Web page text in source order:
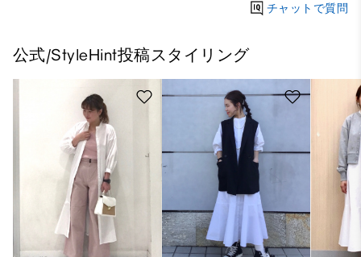
チャットで質問
公式/StyleHint投稿スタイリング